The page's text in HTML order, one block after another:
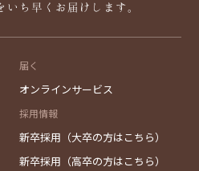
いち早くお届けします。
届く
オンラインサービス
採用情報
新卒採用（大卒の方はこちら）
新卒採用（高卒の方はこちら）